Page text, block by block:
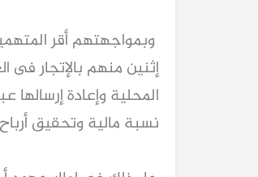
وبمواجهتهم أقر
إثنين منهم بالإتجار فى
المحلية وإعادة إرسالها
نسبة مالية وتحقيق